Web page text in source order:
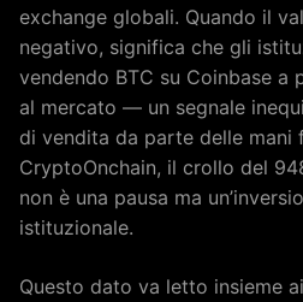
exchange globali. Quando il
negativo, significa che gli
vendendo BTC su Coinbase
al mercato — un segnale
di vendita da parte delle mani
CryptoOnchain, il crollo del
non è una pausa ma
istituzionale.
Questo dato va letto insieme